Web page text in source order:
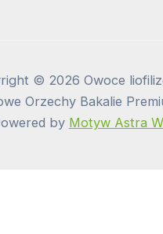
© 2026 Owoce
Orzechy Bakalie
by Motyw Astra